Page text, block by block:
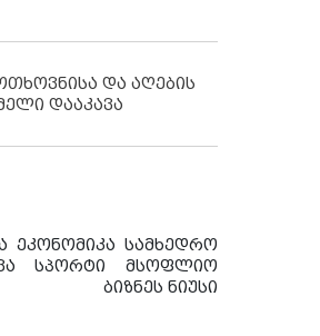
და აღების
დააკავა
ეკონომიკა სამხედრო
სპორტი
მსოფლიო
ბიზნეს ნიუსი